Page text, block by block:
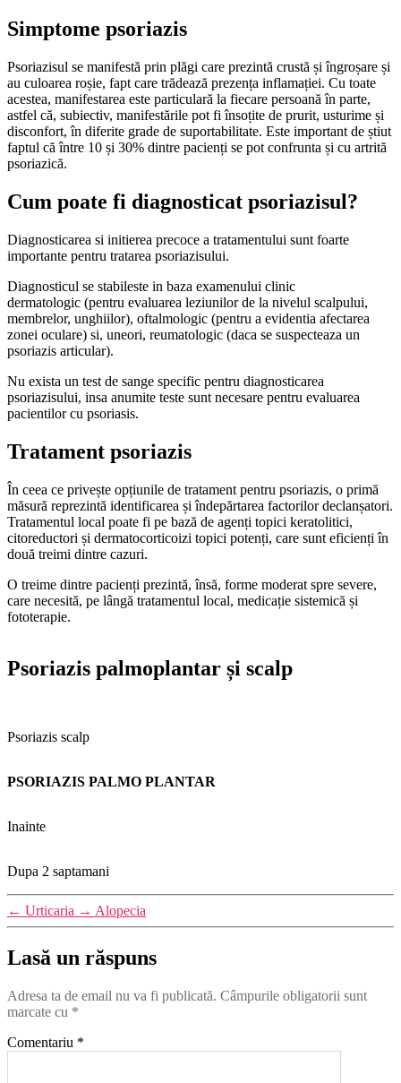
Simptome psoriazis
Psoriazisul se manifestă prin plăgi care prezintă crustă și îngroșare și
au culoarea roșie, fapt care trădează prezența inflamației. Cu toate
acestea, manifestarea este particulară la fiecare persoană în parte,
astfel că, subiectiv, manifestările pot fi însoțite de prurit, usturime și
disconfort, în diferite grade de suportabilitate. Este important de știut
faptul că între 10 și 30% dintre pacienți se pot confrunta și cu artrită
psoriazică.
Cum poate fi diagnosticat psoriazisul?
Diagnosticarea si initierea precoce a tratamentului sunt foarte
importante pentru tratarea psoriazisului.
Diagnosticul se stabileste in baza examenului clinic
dermatologic (pentru evaluarea leziunilor de la nivelul scalpului,
membrelor, unghiilor), oftalmologic (pentru a evidentia afectarea
zonei oculare) si, uneori, reumatologic (daca se suspecteaza un
psoriazis articular).
Nu exista un test de sange specific pentru diagnosticarea
psoriazisului, insa anumite teste sunt necesare pentru evaluarea
pacientilor cu psoriasis.
Tratament psoriazis
În ceea ce privește opțiunile de tratament pentru psoriazis, o primă
măsură reprezintă identificarea și îndepărtarea factorilor declanșatori.
Tratamentul local poate fi pe bază de agenți topici keratolitici,
citoreductori și dermatocorticoizi topici potenți, care sunt eficienți în
două treimi dintre cazuri.
O treime dintre pacienți prezintă, însă, forme moderat spre severe,
care necesită, pe lângă tratamentul local, medicație sistemică și
fototerapie.
Psoriazis palmoplantar și scalp
Psoriazis scalp
PSORIAZIS PALMO PLANTAR
Inainte
Dupa 2 saptamani
← Urticaria → Alopecia
Lasă un răspuns
Adresa ta de email nu va fi publicată. Câmpurile obligatorii sunt
marcate cu *
Comentariu *